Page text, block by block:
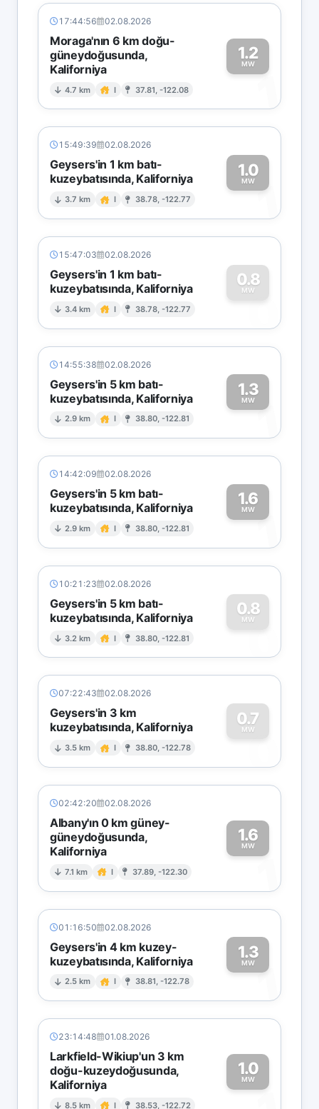
17:44:56 02.08.2026
Moraga'nın 6 km doğu-
güneydoğusunda,
Kaliforniya
4.7 km I 37.81, -122.08
1.2
MW
1
15:49:39 02.08.2026
Geysers'in 1 km batı-
kuzeybatısında, Kaliforniya
3.7 km I 38.78, -122.77
1.0
MW1
15:47:03 02.08.2026
Geysers'in 1 km batı-
kuzeybatısında, Kaliforniya
3.4 km I 38.78, -122.77
0.8
MW
0
14:55:38 02.08.2026
Geysers'in 5 km batı-
kuzeybatısında, Kaliforniya
2.9 km I 38.80, -122.81
1.3
MW1
14:42:09 02.08.2026
Geysers'in 5 km batı-
kuzeybatısında, Kaliforniya
2.9 km I 38.80, -122.81
1.6
MW1
10:21:23 02.08.2026
Geysers'in 5 km batı-
kuzeybatısında, Kaliforniya
3.2 km I 38.80, -122.81
0.8
MW
0
07:22:43 02.08.2026
Geysers'in 3 km
kuzeybatısında, Kaliforniya
3.5 km I 38.80, -122.78
0.7
MW
0
02:42:20 02.08.2026
Albany'ın 0 km güney-
güneydoğusunda,
Kaliforniya
7.1 km I 37.89, -122.30
1.6
MW
1
01:16:50 02.08.2026
Geysers'in 4 km kuzey-
kuzeybatısında, Kaliforniya
2.5 km I 38.81, -122.78
1.3
MW1
23:14:48 01.08.2026
Larkfield-Wikiup'un 3 km
doğu-kuzeydoğusunda,
Kaliforniya
8.5 km I 38.53, -122.72
1.0
MW